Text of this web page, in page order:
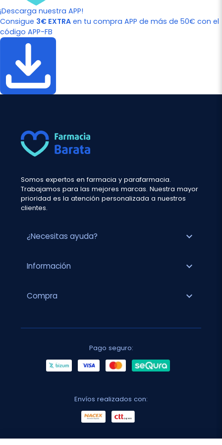
¡Descarga nuestra APP!
Consigue 3€ EXTRA en tu compra APP de más de 50€ con el
código APP-FB
Somos expertos en farmacia y parafarmacia.
Trabajamos para las mejores marcas. Nuestra mayor
prioridad es la atención personalizada a nuestros
clientes.
¿Necesitas ayuda? expand_more
Información expand_more
Compra expand_more
Pago seguro:
Envíos realizados con: